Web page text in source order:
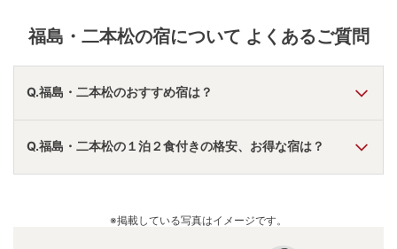
福島・二本松の宿について よくあるご質問
Q.福島・二本松のおすすめ宿は？
A.「空の庭リゾート」・「旅館 湯乃家 」・「伊東園ホテル飯
坂叶や
などの旅館・ホテルがおすすめの宿泊先です。
Q.福島・二本松の１泊２食付きの格安、お得な宿は？
価格で泊まれる宿泊先です。
※掲載している写真はイメージです。